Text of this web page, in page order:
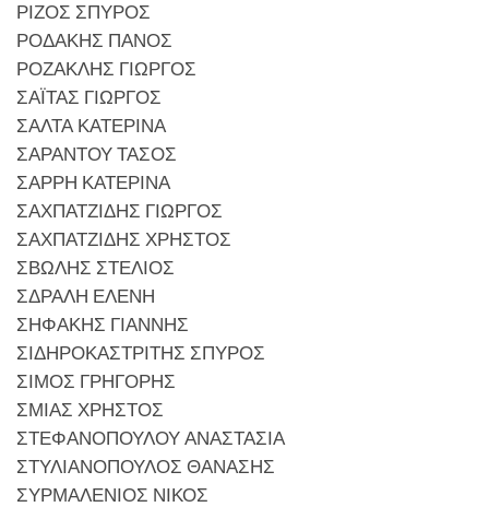
ΡΙΖΟΣ ΣΠΥΡΟΣ
ΡΟΔΑΚΗΣ ΠΑΝΟΣ
ΡΟΖΑΚΛΗΣ ΓΙΩΡΓΟΣ
ΣΑΪΤΑΣ ΓΙΩΡΓΟΣ
ΣΑΛΤΑ ΚΑΤΕΡΙΝΑ
ΣΑΡΑΝΤΟΥ ΤΑΣΟΣ
ΣΑΡΡΗ ΚΑΤΕΡΙΝΑ
ΣΑΧΠΑΤΖΙΔΗΣ ΓΙΩΡΓΟΣ
ΣΑΧΠΑΤΖΙΔΗΣ ΧΡΗΣΤΟΣ
ΣΒΩΛΗΣ ΣΤΕΛΙΟΣ
ΣΔΡΑΛΗ ΕΛΕΝΗ
ΣΗΦΑΚΗΣ ΓΙΑΝΝΗΣ
ΣΙΔΗΡΟΚΑΣΤΡΙΤΗΣ ΣΠΥΡΟΣ
ΣΙΜΟΣ ΓΡΗΓΟΡΗΣ
ΣΜΙΑΣ ΧΡΗΣΤΟΣ
ΣΤΕΦΑΝΟΠΟΥΛΟΥ ΑΝΑΣΤΑΣΙΑ
ΣΤΥΛΙΑΝΟΠΟΥΛΟΣ ΘΑΝΑΣΗΣ
ΣΥΡΜΑΛΕΝΙΟΣ ΝΙΚΟΣ